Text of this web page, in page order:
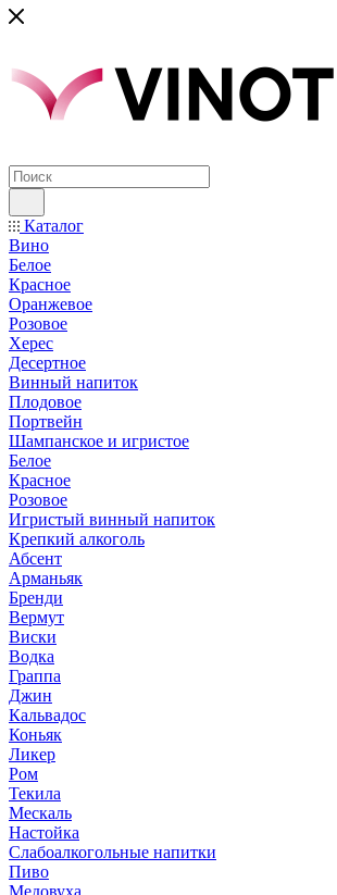
Каталог
Вино
Белое
Красное
Оранжевое
Розовое
Херес
Десертное
Винный напиток
Плодовое
Портвейн
Шампанское и игристое
Белое
Красное
Розовое
Игристый винный напиток
Крепкий алкоголь
Абсент
Арманьяк
Бренди
Вермут
Виски
Водка
Граппа
Джин
Кальвадос
Коньяк
Ликер
Ром
Текила
Мескаль
Настойка
Слабоалкогольные напитки
Пиво
Медовуха